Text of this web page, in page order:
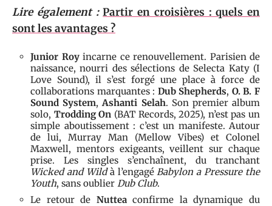
Lire également : Partir en croisières : quels en
sont les avantages ?
Junior Royincarne ce renouvellement. Parisien de
naissance, nourri des sélections de Selecta Katy (I
Love Sound), il s’est forgé une place à force de
collaborations marquantes : Dub Shepherds, O. B. F
Sound System,Ashanti Selah. Son premier album
solo, Trodding On (BAT Records, 2025), n’est pas un
simple aboutissement : c’est un manifeste. Autour
de lui, Murray Man (Mellow Vibes) et Colonel
Maxwell, mentors exigeants, veillent sur chaque
prise. Les singles s’enchaînent, du tranchant
Wicked and Wildà l’engagé Babylon a Pressure the
Youth, sans oublier Dub Club.
Le retour de Nutteaconfirme la dynamique du